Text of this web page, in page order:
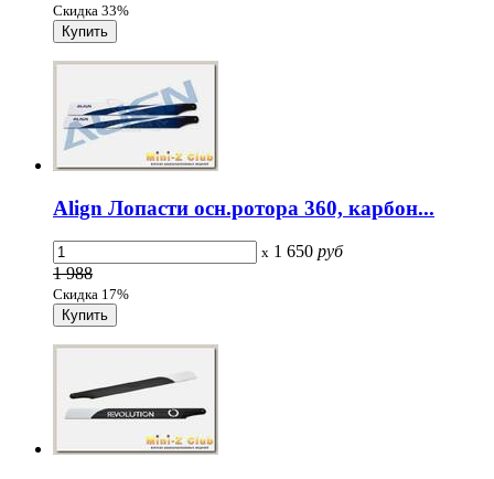
Скидка 33%
Align Лопасти осн.ротора 360, карбон...
x 1 650 руб
1 988
Скидка 17%